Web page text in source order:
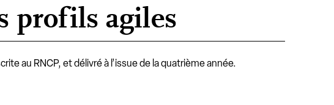
profils agiles
au RNCP, et délivré à l’issue de la quatrième année.